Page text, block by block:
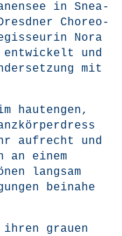
in Snea­
Cho­reo­
Nora
und
mit
haut­engen,
auf­recht und
an einem
lang­sam
bei­na­he
grau­en